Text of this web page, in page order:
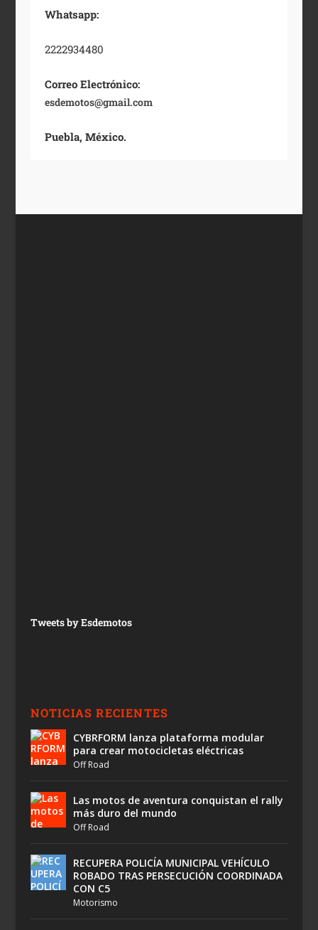
Whatsapp:
2222934480
Correo Electrónico:
esdemotos@gmail.com
Puebla, México.
Tweets by Esdemotos
NOTICIAS RECIENTES
CYBRFORM lanza plataforma modular
para crear motocicletas eléctricas
Off Road
Las motos de aventura conquistan el rally
más duro del mundo
Off Road
RECUPERA POLICÍA MUNICIPAL VEHÍCULO
ROBADO TRAS PERSECUCIÓN COORDINADA
CON C5
Motorismo